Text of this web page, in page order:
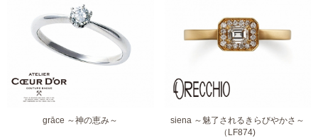
grāce ～神の恵み～
siena ～魅了されるきらびやかさ～
（LF874)